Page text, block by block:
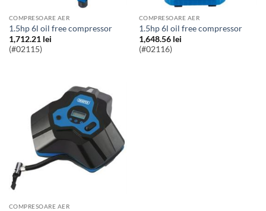
COMPRESOARE AER
1.5hp 6l oil free compressor
1,712.21 lei
(#02115)
COMPRESOARE AER
1.5hp 6l oil free compressor
1,648.56 lei
(#02116)
COMPRESOARE AER